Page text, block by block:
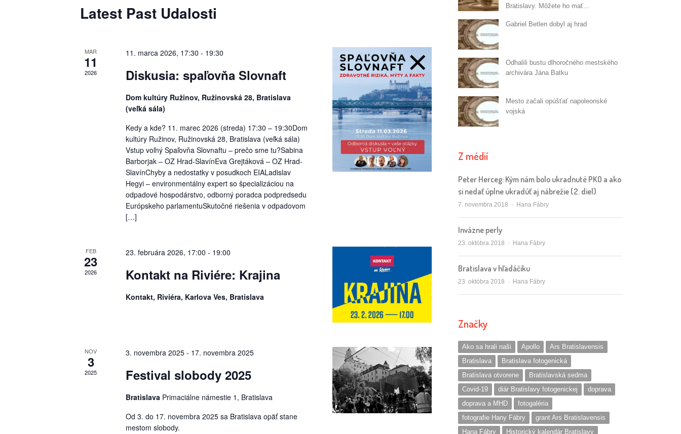
Latest Past Udalosti
MAR
11
2026
11. marca 2026, 17:30 - 19:30
Diskusia: spaľovňa Slovnaft
Dom kultúry Ružinov, Ružinovská 28, Bratislava
(veľká sála)
Kedy a kde? 11. marec 2026 (streda) 17:30 – 19:30Dom
kultúry Ružinov, Ružinovská 28, Bratislava (veľká sála)
Vstup voľný Spaľovňa Slovnaftu – prečo sme tu?Sabina
Barborjak – OZ Hrad-SlavínEva Grejtáková – OZ Hrad-
SlavínChyby a nedostatky v posudkoch EIALadislav
Hegyi – environmentálny expert so špecializáciou na
odpadové hospodárstvo, odborný poradca podpredsedu
Európskeho parlamentuSkutočné riešenia v odpadovom
[…]
FEB
23
2026
23. februára 2026, 17:00 - 19:00
Kontakt na Riviére: Krajina
Kontakt, Riviéra, Karlova Ves, Bratislava
NOV
3
2025
3. novembra 2025 - 17. novembra 2025
Festival slobody 2025
Bratislava Primaciálne námestie 1, Bratislava
Od 3. do 17. novembra 2025 sa Bratislava opäť stane
mestom slobody.
Bratislavy. Môžete ho mať...
Gabriel Betlen dobyl aj hrad
Odhalili bustu dlhoročného mestského
archivára Jána Batku
Mesto začali opúšťať napoleonské
vojská
Z médií
Peter Herceg: Kým nám bolo ukradnuté PKO a ako
si nedať úplne ukradúť aj nábrežie (2. diel)
7. novembra 2018 Autor/ka
Hana Fábry
Invázne perly
23. októbra 2018 Autor/ka
Hana Fábry
Bratislava v hľadáčiku
23. októbra 2018 Autor/ka
Hana Fábry
Značky
Ako sa hrali naši Apollo
Ars Bratislavensis
Bratislava
Bratislava fotogenická
Bratislava otvorene
Bratislavská sedma
Covid-19
diár Bratislavy fotogenickej
doprava
doprava a MHD
fotogaléria
fotografie Hany Fábry
grant Ars Bratislavensis
Hana Fábry
Historický kalendár Bratislavy